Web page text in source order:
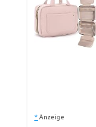
* Anzeige